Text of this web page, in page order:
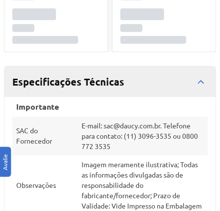
Especificações Técnicas
Importante
SAC do
Fornecedor
E-mail:sac@daucy.com.br. Telefone
para contato: (11) 3096-3535 ou 0800
772 3535
Observações
Imagem meramente ilustrativa; Todas
as informações divulgadas são de
responsabilidade do
fabricante/fornecedor; Prazo de
Validade: Vide Impresso na Embalagem